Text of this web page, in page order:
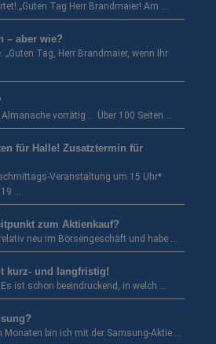
„Guten Tag Herr Brandmaier! Am …
– aber wie?
Tag, Herr Brandmaier, wenn Ihr
vorrätig … Über 100 Seiten …
für Halle! Zusatztermin für
Veranstaltung um 15 Uhr*
…
zum Aktienkauf?
neu im Börsengeschäft und habe …
kurz- und langfristig!
ist schon beeindruckend, in welch …
Monaten bin ich mit der Samsung-Aktie …